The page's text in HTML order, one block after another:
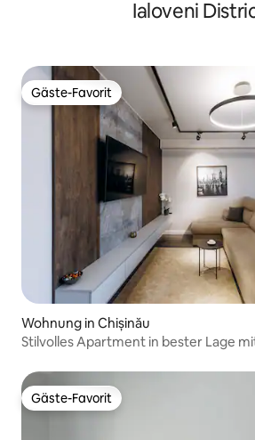
Ialoveni
Gäste-Favorit
Gäste-Favorit
Wohnung in Chișinău
Stilvolles Apartment in bester Lage
Gäste-Favorit
Gäste-Favorit